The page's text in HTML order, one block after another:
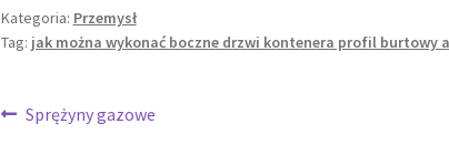
Kategoria: Przemysł
Tag: jak można wykonać boczne drzwi kontenera profil burtowy
Nawigacja
Poprzedni
Sprężyny gazowe